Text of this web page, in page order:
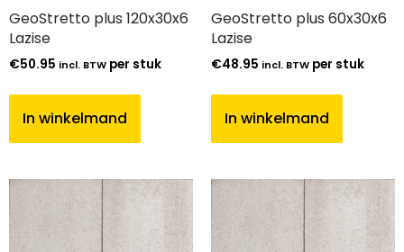
GeoStretto plus 120x30x6
Lazise
€50.95 incl. BTW per stuk
In winkelmand
GeoStretto plus 60x30x6
Lazise
€48.95 incl. BTW per stuk
In winkelmand